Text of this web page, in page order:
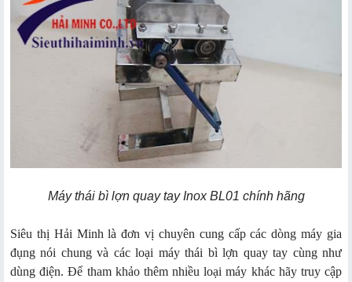
Máy thái bì lợn quay tay Inox BL01 chính hãng
Siêu thị Hải Minh là đơn vị chuyên cung cấp các dòng máy gia
đụng nói chung và các loại máy thái bì lợn quay tay cùng như
dùng điện. Để tham khảo thêm nhiều loại máy khác hãy truy cập